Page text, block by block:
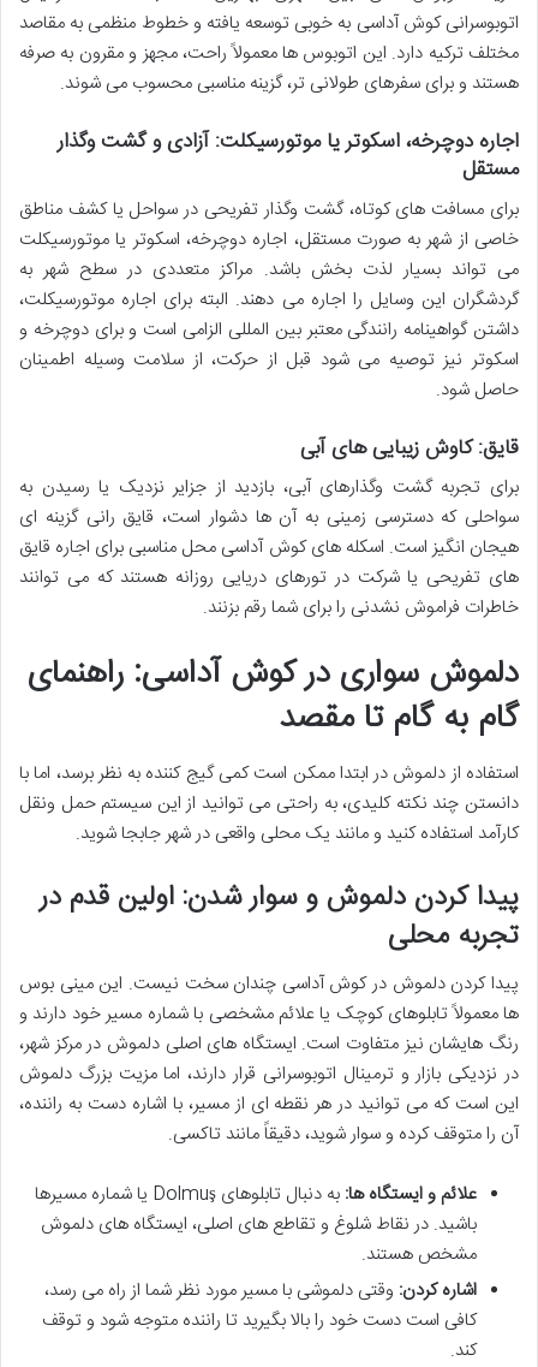
اتوبوسرانی کوش آداسی به خوبی توسعه یافته و خطوط منظمی به مقاصد
مختلف ترکیه دارد. این اتوبوس ها معمولاً راحت، مجهز و مقرون به صرفه
هستند و برای سفرهای طولانی تر، گزینه مناسبی محسوب می شوند.
اجاره دوچرخه، اسکوتر یا موتورسیکلت: آزادی و گشت وگذار
مستقل
برای مسافت های کوتاه، گشت وگذار تفریحی در سواحل یا کشف مناطق
خاصی از شهر به صورت مستقل، اجاره دوچرخه، اسکوتر یا موتورسیکلت
می تواند بسیار لذت بخش باشد. مراکز متعددی در سطح شهر به
گردشگران این وسایل را اجاره می دهند. البته برای اجاره موتورسیکلت،
داشتن گواهینامه رانندگی معتبر بین المللی الزامی است و برای دوچرخه و
اسکوتر نیز توصیه می شود قبل از حرکت، از سلامت وسیله اطمینان
حاصل شود.
قایق: کاوش زیبایی های آبی
برای تجربه گشت وگذارهای آبی، بازدید از جزایر نزدیک یا رسیدن به
سواحلی که دسترسی زمینی به آن ها دشوار است، قایق رانی گزینه ای
هیجان انگیز است. اسکله های کوش آداسی محل مناسبی برای اجاره قایق
های تفریحی یا شرکت در تورهای دریایی روزانه هستند که می توانند
خاطرات فراموش نشدنی را برای شما رقم بزنند.
دلموش سواری در کوش آداسی: راهنمای
گام به گام تا مقصد
استفاده از دلموش در ابتدا ممکن است کمی گیج کننده به نظر برسد، اما با
دانستن چند نکته کلیدی، به راحتی می توانید از این سیستم حمل ونقل
کارآمد استفاده کنید و مانند یک محلی واقعی در شهر جابجا شوید.
پیدا کردن دلموش و سوار شدن: اولین قدم در
تجربه محلی
پیدا کردن دلموش در کوش آداسی چندان سخت نیست. این مینی بوس
ها معمولاً تابلوهای کوچک یا علائم مشخصی با شماره مسیر خود دارند و
رنگ هایشان نیز متفاوت است. ایستگاه های اصلی دلموش در مرکز شهر،
در نزدیکی بازار و ترمینال اتوبوسرانی قرار دارند، اما مزیت بزرگ دلموش
این است که می توانید در هر نقطه ای از مسیر، با اشاره دست به راننده،
آن را متوقف کرده و سوار شوید، دقیقاً مانند تاکسی.
علائم و ایستگاه ها:
به دنبال تابلوهای Dolmuş یا شماره مسیرها
باشید. در نقاط شلوغ و تقاطع های اصلی، ایستگاه های دلموش
مشخص هستند.
اشاره کردن: وقتی دلموشی با مسیر مورد نظر شما از راه می رسد،
کافی است دست خود را بالا بگیرید تا راننده متوجه شود و توقف
کند.